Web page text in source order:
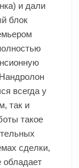
и дали
блок
всегда у
так и
такое
сделки,
обладает